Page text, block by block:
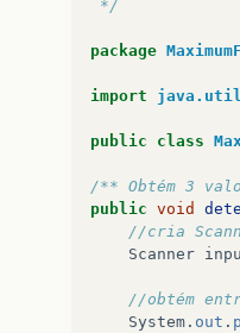
*/
package
import
public class
/** Obtém 3
public void
//cria
Scanner
//obtém
System . out .